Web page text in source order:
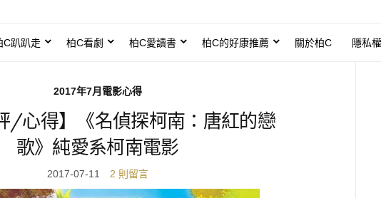
C趴趴走 柏C看劇 柏C愛讀書 柏C的好康推薦 關於柏C 隱私
2017年7月電影心得
/心得】《名偵探柯南：唐紅的戀
歌》純愛系柯南電影
2017-07-11 2 則留言